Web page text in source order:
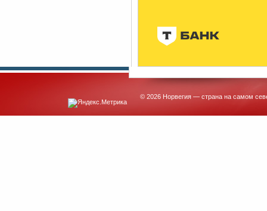
© 2026 Норвегия — страна на самом